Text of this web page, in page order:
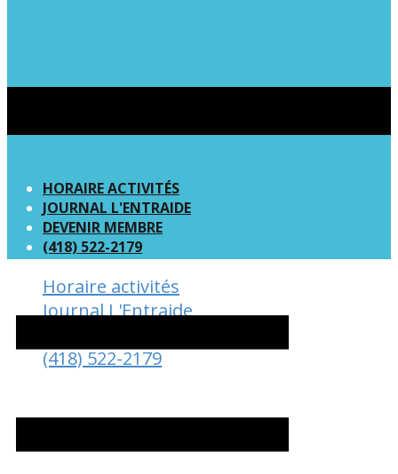
HORAIRE ACTIVITÉS
JOURNAL L'ENTRAIDE
DEVENIR MEMBRE
(418) 522-2179
Horaire activités
Journal L'Entraide
(418) 522-2179